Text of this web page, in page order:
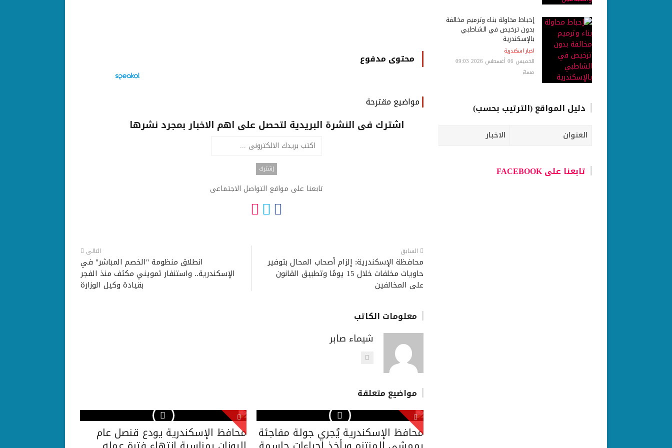
محتوى مدفوع
مواضيع مقترحة
اشترك فى النشرة البريدية لتحصل على اهم الاخبار بمجرد نشرها
تابعنا على مواقع التواصل الاجتماعى
السابق
محافظة الإسكندرية: إلزام أصحاب المحال بتوفير
حاويات مخلفات خلال 15 يومًا وتطبيق القانون
على المخالفين
التالى
انطلاق منظومة "الخصم المباشر" في
الإسكندرية.. واستنفار تمويني مكثف منذ الفجر
بقيادة وكيل الوزارة
معلومات الكاتب
شيماء صابر
مواضيع متعلقة
محافظ الإسكندرية يُجري جولة مفاجئة محافظ الإسكندرية يودع قنصل عام
إحباط محاولة بناء وترميم مخالفة
بدون ترخيص في الشاطبي
بالإسكندرية
اخبار اسكندرية
الخميس 06 أغسطس 2026 09:03
مساءً
دليل المواقع (الترتيب بحسب)
العنوان الاخبار
تابعنا على FACEBOOK